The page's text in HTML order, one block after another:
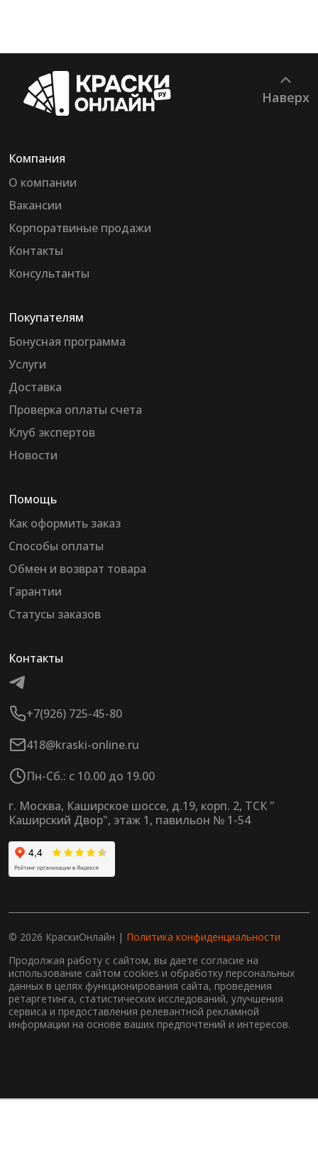
Наверх
Компания
О компании
Вакансии
Корпоратвиные продажи
Контакты
Консультанты
Покупателям
Бонусная программа
Услуги
Доставка
Проверка оплаты счета
Клуб экспертов
Новости
Помощь
Как оформить заказ
Способы оплаты
Обмен и возврат товара
Гарантии
Статусы заказов
Контакты
+7(926) 725-45-80
418@kraski-online.ru
Пн-Сб.: с 10.00 до 19.00
г. Москва, Каширское шоссе, д.19, корп. 2, ТСК "
Каширский Двор", этаж 1, павильон № 1-54
© 2026 КраскиОнлайн | Политика конфиденциальности
Продолжая работу с сайтом, вы даете согласие на
использование сайтом cookies и обработку персональных
данных в целях функционирования сайта, проведения
ретаргетинга, статистических исследований, улучшения
сервиса и предоставления релевантной рекламной
информации на основе ваших предпочтений и интересов.